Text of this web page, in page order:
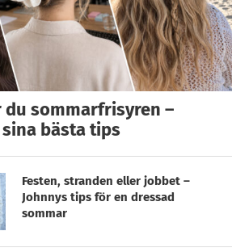
du sommarfrisyren –
bästa tips
Festen, stranden eller jobbet –
Johnnys tips för en dressad
sommar